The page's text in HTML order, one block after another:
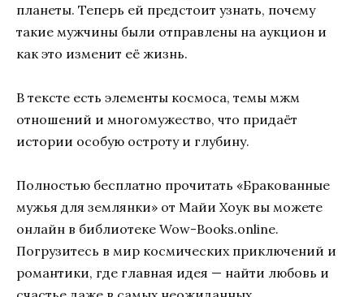
планеты. Теперь ей предстоит узнать, почему
такие мужчины были отправлены на аукцион и
как это изменит её жизнь.
В тексте есть элементы космоса, темы мжм
отношений и многомужество, что придаёт
истории особую остроту и глубину.
Полностью бесплатно прочитать «Бракованные
мужья для землянки» от Майи Хоук вы можете
онлайн в библиотеке Wow-Books.online.
Погрузитесь в мир космических приключений и
романтики, где главная идея — найти любовь и